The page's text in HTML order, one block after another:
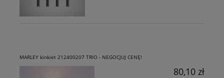
MARLEY kinkiet 212400207 TRIO - NEGOCJUJ CENĘ!
80,10 zł